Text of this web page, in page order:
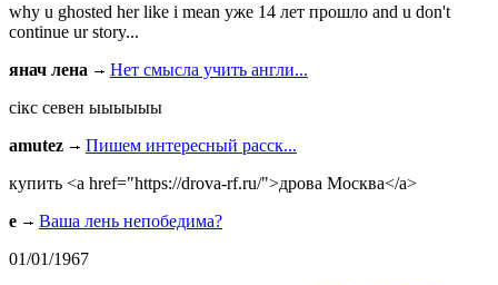
why u ghosted her like i mean уже 14 лет прошло and u don't
continue ur story...
янач лена
Нет смысла учить англи...
сiкс севен ыыыыыы
amutez
Пишем интересный расск...
купить <a href="https://drova-rf.ru/">дрова Москва</a>
e
Ваша лень непобедима?
01/01/1967